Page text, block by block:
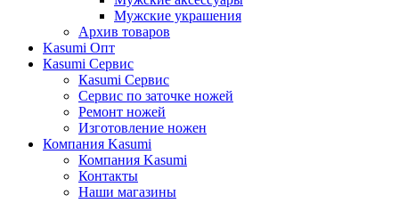
Мужские украшения
Архив товаров
Kasumi Опт
Кasumi Сервис
Кasumi Сервис
Сервис по заточке ножей
Ремонт ножей
Изготовление ножен
Компания Kasumi
Компания Kasumi
Контакты
Наши магазины